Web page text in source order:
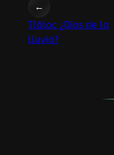
←
Tláloc ¿Dios de la
lluvia?